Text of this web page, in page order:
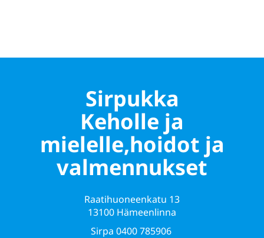
Sirpukka
Keholle ja
mielelle,hoidot ja
valmennukset
Raatihuoneenkatu 13
13100 Hämeenlinna
Sirpa 0400 785906